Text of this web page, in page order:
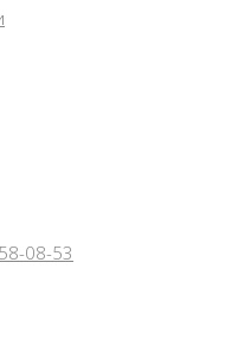
08-53